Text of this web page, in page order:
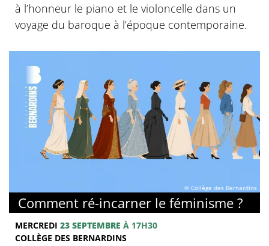
à l’honneur le piano et le violoncelle dans un
voyage du baroque à l’époque contemporaine.
© Collège des Bernardins
Comment ré-incarner le féminisme ?
MERCREDI 23 SEPTEMBRE À 17H30
COLLÈGE DES BERNARDINS